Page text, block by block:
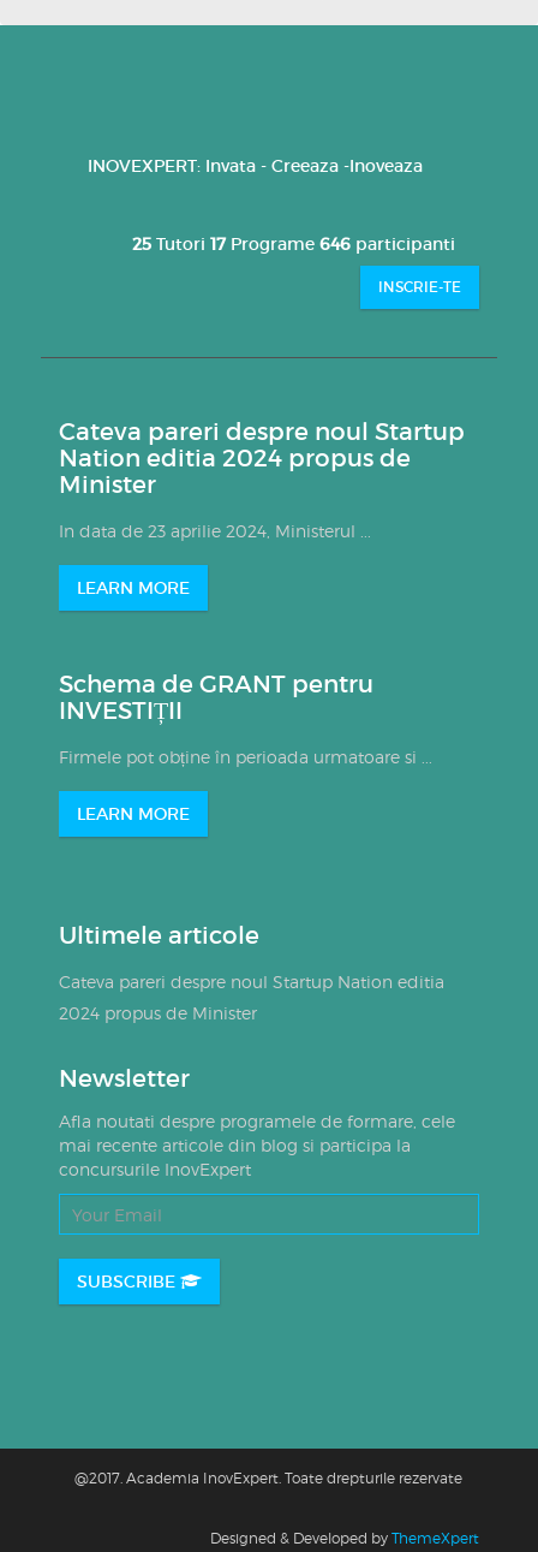
INOVEXPERT: Invata - Creeaza -Inoveaza
25 Tutori17 Programe646 participanti
INSCRIE-TE
Cateva pareri despre noul Startup
Nation editia 2024 propus de
Minister
In data de 23 aprilie 2024, Ministerul ...
LEARN MORE
Schema de GRANT pentru
INVESTIȚII
Firmele pot obține în perioada urmatoare si ...
LEARN MORE
Ultimele articole
Cateva pareri despre noul Startup Nation editia
2024 propus de Minister
Newsletter
Afla noutati despre programele de formare, cele
mai recente articole din blog si participa la
concursurile InovExpert
SUBSCRIBE
@2017. Academia InovExpert. Toate drepturile rezervate
Designed & Developed byThemeXpert